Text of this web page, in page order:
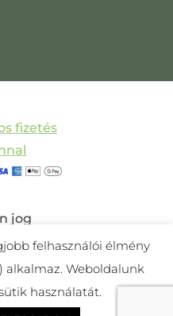
fizetés
jog
© 2011-
|
Mira
és
felhasználói élmény
alkalmaz. Weboldalunk
használatát.
Cookie